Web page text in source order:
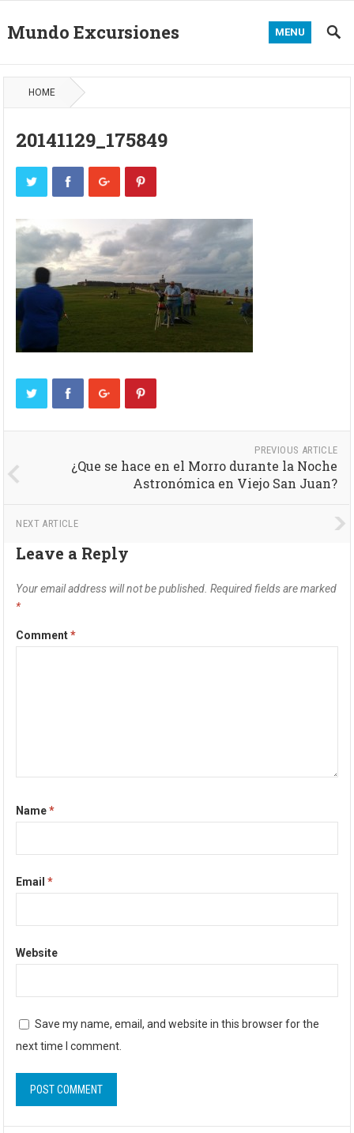
Mundo Excursiones MENU
HOME
20141129_175849
PREVIOUS ARTICLE
¿Que se hace en el Morro durante la Noche
Astronómica en Viejo San Juan?
NEXT ARTICLE
Leave a Reply
Your email address will not be published. Required fields are marked
*
Comment*
Name*
Email*
Website
Save my name, email, and website in this browser for the
next time I comment.